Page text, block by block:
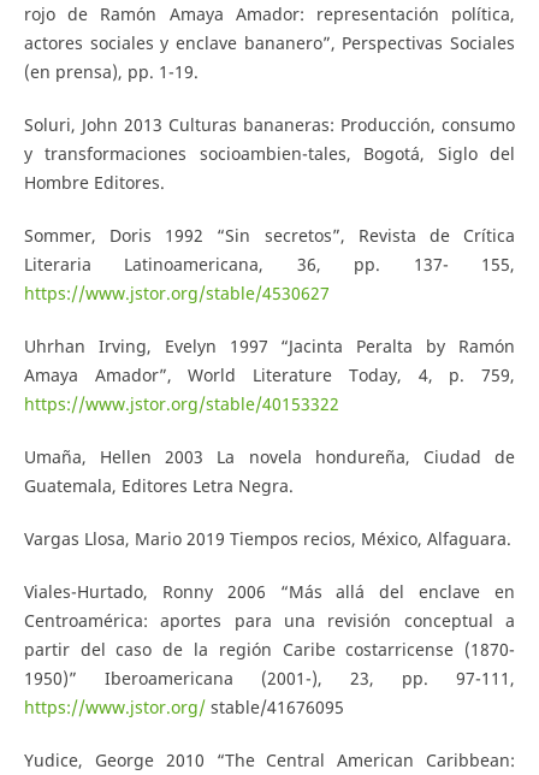
rojo de Ramón Amaya Amador: representación política,
actores sociales y enclave bananero”, Perspectivas Sociales
(en prensa), pp. 1-19.
Soluri, John 2013 Culturas bananeras: Producción, consumo
y transformaciones socioambien-tales, Bogotá, Siglo del
Hombre Editores.
Sommer, Doris 1992 “Sin secretos”, Revista de Crítica
Literaria Latinoamericana, 36, pp. 137- 155,
https://www.jstor.org/stable/4530627
Uhrhan Irving, Evelyn 1997 “Jacinta Peralta by Ramón
Amaya Amador”, World Literature Today, 4, p. 759,
https://www.jstor.org/stable/40153322
Umaña, Hellen 2003 La novela hondureña, Ciudad de
Guatemala, Editores Letra Negra.
Vargas Llosa, Mario 2019 Tiempos recios, México, Alfaguara.
Viales-Hurtado, Ronny 2006 “Más allá del enclave en
Centroamérica: aportes para una revisión conceptual a
partir del caso de la región Caribe costarricense (1870-
1950)” Iberoamericana (2001-), 23, pp. 97-111,
https://www.jstor.org/stable/41676095
Yudice, George 2010 “The Central American Caribbean: